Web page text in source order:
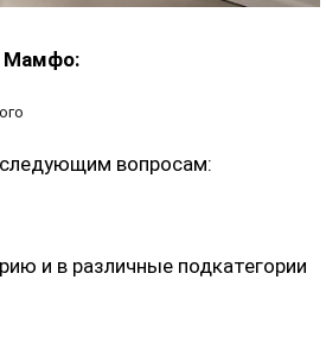
Мамфо:
вопросам:
и в различные подкатегории